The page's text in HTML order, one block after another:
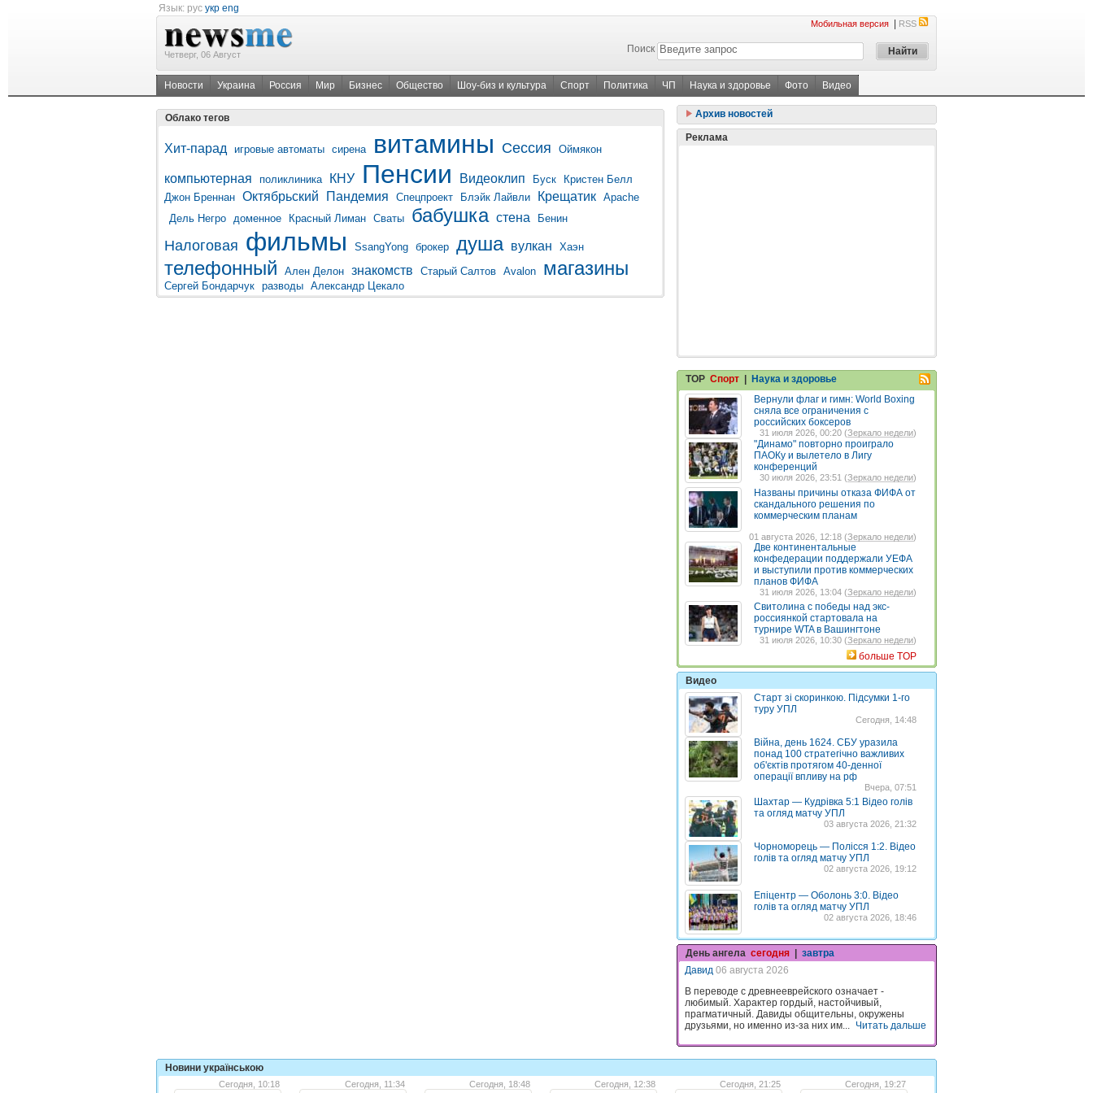
Язык: рус укр eng
Четверг, 06 Август
Мобильная версия RSS
Поиск
Новости Украина Россия Мир Бизнес Общество Шоу-биз и культура Спорт Политика ЧП Наука и здоровье Фото Видео
Облако тегов
Хит-парад игровые автоматы сирена витамины Сессия Оймякон
компьютерная поликлиника КНУ Пенсии Видеоклип Буск
Кристен Белл
Джон Бреннан Октябрьский Пандемия Спецпроект Блэйк Лайвли Крещатик Apache
Дель Негро доменное Красный Лиман Сваты бабушка стена Бенин
Налоговая фильмы SsangYong брокер душа вулкан Хаэн
телефонный Ален Делон знакомств Старый Салтов Avalon магазины
Сергей Бондарчук разводы Александр Цекало
Архив новостей
Реклама
TOP Спорт
Наука и здоровье
Вернули флаг и гимн: World Boxing
сняла все ограничения с
российских боксеров
31 июля 2026, 00:20 (Зеркало недели)
"Динамо" повторно проиграло
ПАОКу и вылетело в Лигу
конференций
30 июля 2026, 23:51 (Зеркало недели)
Названы причины отказа ФИФА от
скандального решения по
коммерческим планам
01 августа 2026, 12:18 (Зеркало недели)
Две континентальные
конфедерации поддержали УЕФА
и выступили против коммерческих
планов ФИФА
31 июля 2026, 13:04 (Зеркало недели)
Свитолина с победы над экс-
россиянкой стартовала на
турнире WTA в Вашингтоне
31 июля 2026, 10:30 (Зеркало недели)
больше TOP
Видео
Старт зі скоринкою. Підсумки 1-го
туру УПЛ
Сегодня, 14:48
Війна, день 1624. СБУ уразила
понад 100 стратегічно важливих
об'єктів протягом 40-денної
операції впливу на рф
Вчера, 07:51
Шахтар — Кудрівка 5:1 Відео голів
та огляд матчу УПЛ
03 августа 2026, 21:32
Чорноморець — Полісся 1:2. Відео
голів та огляд матчу УПЛ
02 августа 2026, 19:12
Епіцентр — Оболонь 3:0. Відео
голів та огляд матчу УПЛ
02 августа 2026, 18:46
День ангела сегодня
завтра
Давид 06 августа 2026
В переводе с древнееврейского означает -
любимый. Характер гордый, настойчивый,
прагматичный. Давиды общительны, окружены
друзьями, но именно из-за них им... Читать дальше
Новини українською
Сегодня, 10:18 Сегодня, 11:34 Сегодня, 18:48 Сегодня, 12:38 Сегодня, 21:25 Сегодня, 19:27